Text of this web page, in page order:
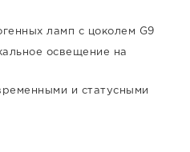
ламп с цоколем G9
освещение на
и статусными